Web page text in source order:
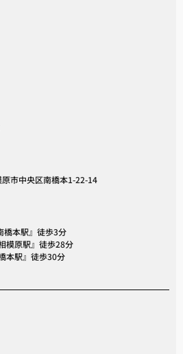
市中央区南橋本1-22-14
橋本駅』徒歩3分
模原駅』徒歩28分
本駅』徒歩30分